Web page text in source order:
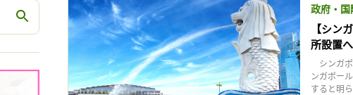
政府・国
【シン
所設置へ
シンガ
ンガポー
すると明